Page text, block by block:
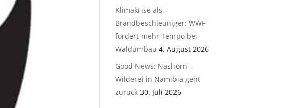
Klimakrise als
Brandbeschleuniger: WWF
fordert mehr Tempo bei
Waldumbau 4. August 2026
Good News: Nashorn-
Wilderei in Namibia geht
zurück 30. Juli 2026